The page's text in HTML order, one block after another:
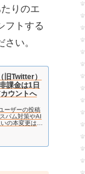
りのエ
フトする
い。
旧Twitter）
課金は1日
ウントへ
ーザーの投稿
パム対策やAI
の本変更は、